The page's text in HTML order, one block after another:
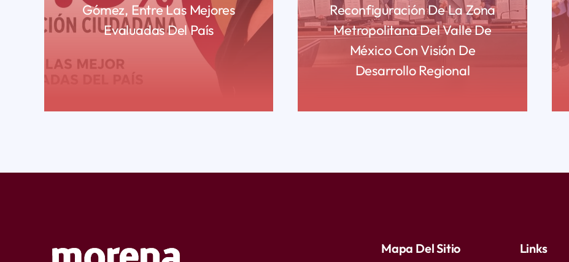
Gómez, Entre Las Mejores
Evaluadas Del País
Reconfiguración De La Zona
Metropolitana Del Valle De
México Con Visión De
Desarrollo Regional
Mapa Del Sitio Links